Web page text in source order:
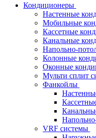
Кондиционеры
Настенные
Мобильные
Кассетные
Канальные
Напольно-
Колонные
Оконные
Мульти сплит
Фанкойлы
VRF системы